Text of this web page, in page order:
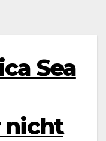
Sea
nicht